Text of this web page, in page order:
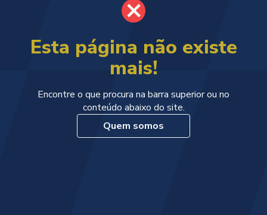
Esta página não existe
mais!
Encontre o que procura na barra superior ou no
conteúdo abaixo do site.
Quem somos